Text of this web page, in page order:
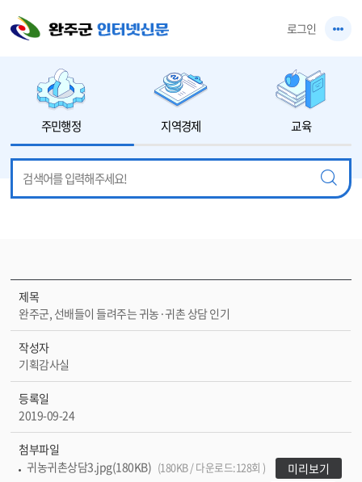
로그인
주민행정 지역경제 교육
제목
완주군, 선배들이 들려주는 귀농·귀촌 상담 인기
작성자
기획감사실
등록일
2019-09-24
첨부파일
귀농귀촌상담3.jpg(180KB) (180KB / 다운로드:128회 )
미리보기